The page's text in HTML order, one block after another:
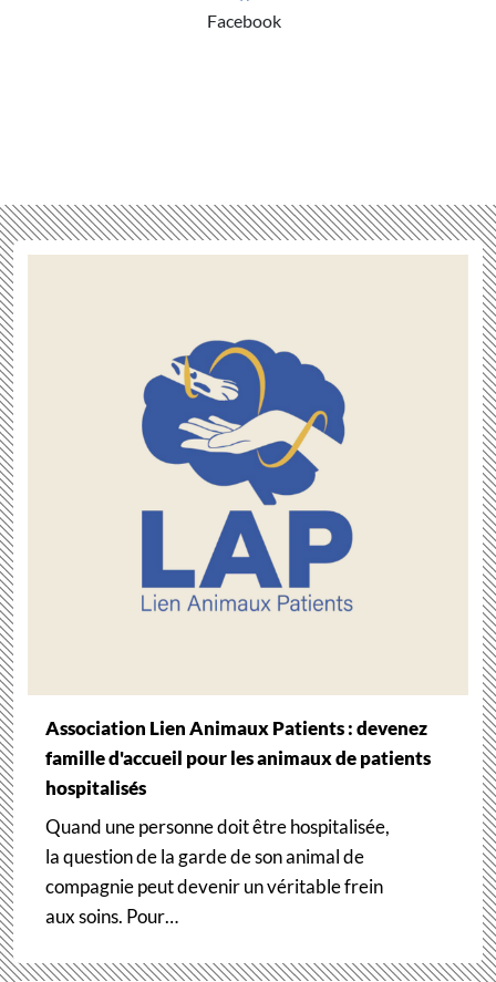
Facebook
Association Lien Animaux Patients : devenez
famille d'accueil pour les animaux de patients
hospitalisés
Quand une personne doit être hospitalisée,
la question de la garde de son animal de
compagnie peut devenir un véritable frein
aux soins. Pour…